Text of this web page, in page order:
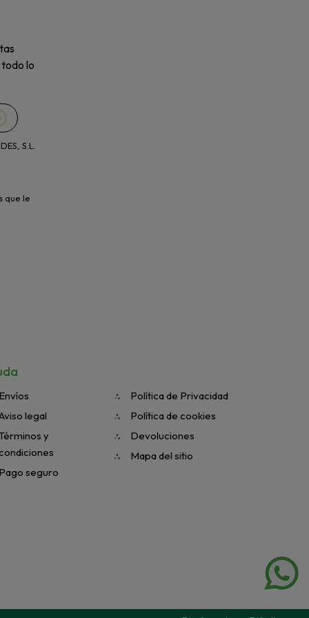
lo
S.L.
que le
Envíos
legal
y
Pago seguro
Política de Privacidad
Política de cookies
Devoluciones
Mapa del sitio